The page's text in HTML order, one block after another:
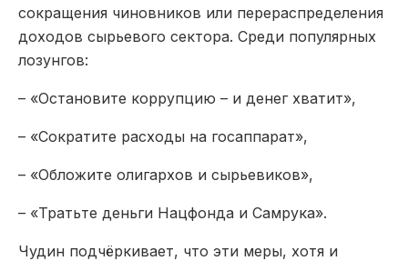
сокращения чиновников или перераспределения
доходов сырьевого сектора. Среди популярных
лозунгов:
– «Остановите коррупцию – и денег хватит»,
– «Сократите расходы на госаппарат»,
– «Обложите олигархов и сырьевиков»,
– «Тратьте деньги Нацфонда и Самрука».
Чудин подчёркивает, что эти меры, хотя и